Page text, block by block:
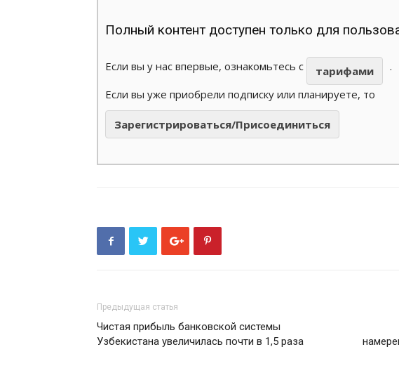
Полный контент доступен только для
Если вы у нас впервые, ознакомьтесь с тарифами
.
Если вы уже приобрели подписку или планируете, то
Зарегистрироваться/Присоединиться
Предыдущая статья
Чистая прибыль банковской системы
Узбекистана увеличилась почти в 1,5 раза